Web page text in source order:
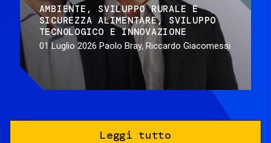
AMBIENTE
SVILUPPO RURALE E
SICUREZZA ALIMENTARE
SVILUPPO
TECNOLOGICO E INNOVAZIONE
01 Luglio 2026 Paolo Bray, Riccardo Giacomessi
Leggi tutto